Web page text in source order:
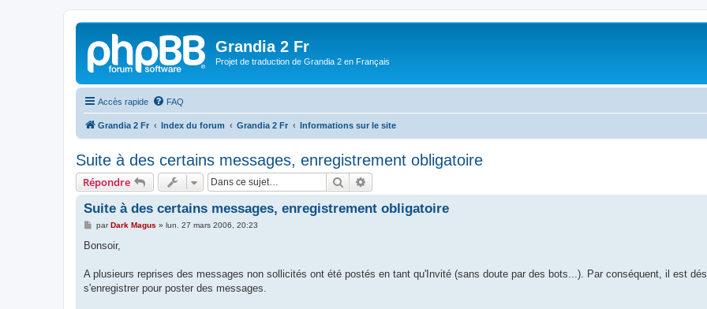
Grandia 2 Fr
Projet de traduction de Grandia 2 en Français
Accès rapide FAQ
Grandia 2 Fr Index du forum Grandia 2 Fr Informations sur le site
Suite à des certains messages, enregistrement obligatoire
Répondre Rechercher
Suite à des certains messages, enregistrement obligatoire
M
s
g
e
parDark Magus » lun. 27 mars 2006, 20:23
Bonsoir,
A plusieurs reprises des messages non sollicités ont été postés en tant qu'Invité (sans doute par des bots...). Par conséquent, il est
s'enregistrer pour poster des messages.